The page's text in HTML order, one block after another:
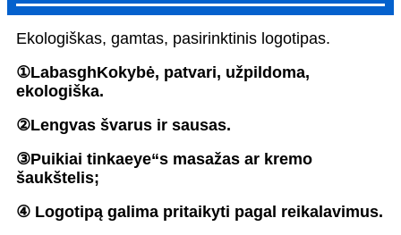
Ekologiškas, gamtas, pasirinktinis logotipas.
①LabasghKokybė, patvari, užpildoma,
ekologiška.
②Lengvas švarus ir sausas.
③Puikiai tinkaeye“s masažas ar kremo
šaukštelis;
④ Logotipą galima pritaikyti pagal reikalavimus.